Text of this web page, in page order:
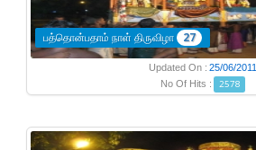
பத்தொன்பதாம் நாள் திருவிழா 27
Updated On : 25/06/2011
No Of Hits :
2578